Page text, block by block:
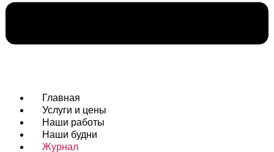
Главная
Услуги и цены
Наши работы
Наши будни
Журнал